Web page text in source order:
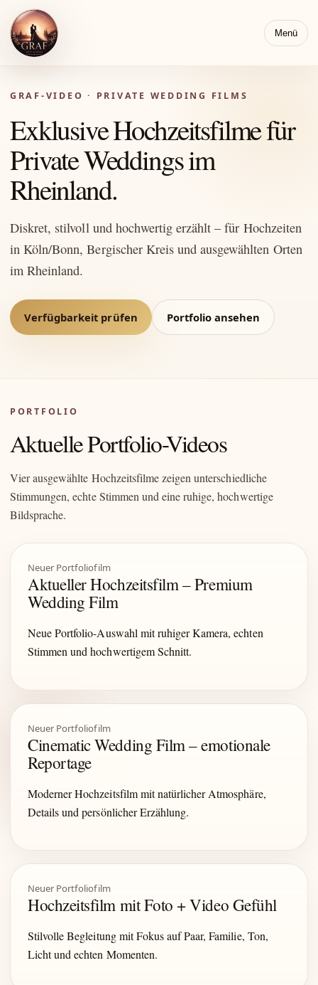
Menü
GRAF-VIDEO · PRIVATE WEDDING FILMS
Exklusive Hochzeitsfilme für
Private Weddings im
Rheinland.
Diskret, stilvoll und hochwertig erzählt – für Hochzeiten
in Köln/Bonn, Bergischer Kreis und ausgewählten Orten
im Rheinland.
Verfügbarkeit prüfen Portfolio ansehen
PORTFOLIO
Aktuelle Portfolio-Videos
Vier ausgewählte Hochzeitsfilme zeigen unterschiedliche
Stimmungen, echte Stimmen und eine ruhige, hochwertige
Bildsprache.
Neuer Portfoliofilm
Aktueller Hochzeitsfilm – Premium
Wedding Film
Neue Portfolio-Auswahl mit ruhiger Kamera, echten
Stimmen und hochwertigem Schnitt.
Neuer Portfoliofilm
Cinematic Wedding Film – emotionale
Reportage
Moderner Hochzeitsfilm mit natürlicher Atmosphäre,
Details und persönlicher Erzählung.
Neuer Portfoliofilm
Hochzeitsfilm mit Foto + Video Gefühl
Stilvolle Begleitung mit Fokus auf Paar, Familie, Ton,
Licht und echten Momenten.